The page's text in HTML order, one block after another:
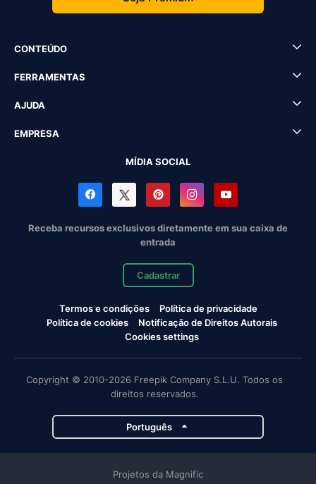
CONTEÚDO
FERRAMENTAS
AJUDA
EMPRESA
MÍDIA SOCIAL
Receba recursos exclusivos diretamente em sua caixa de
entrada
Cadastrar
Termos e condições
Política de privacidade
Política de cookies
Notificação de Direitos Autorais
Cookies settings
Copyright © 2010-2026 Freepik Company S.L.U. Todos os
direitos reservados.
Português
Projetos da Magnific